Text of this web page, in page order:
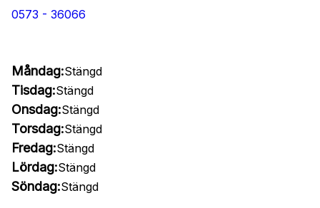
0573 - 36066
Måndag:Stängd
Tisdag:Stängd
Onsdag:Stängd
Torsdag:Stängd
Fredag:Stängd
Lördag:Stängd
Söndag:Stängd